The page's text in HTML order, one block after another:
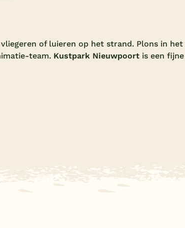
of luieren op het strand. Plons in het
team. Kustpark Nieuwpoort is een fijne